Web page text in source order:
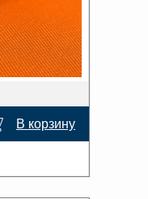
В корзину